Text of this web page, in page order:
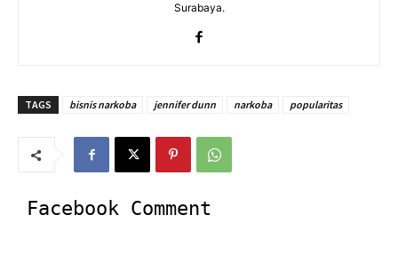
Surabaya.
TAGS bisnis narkoba jennifer dunn narkoba popularitas
Facebook Comment